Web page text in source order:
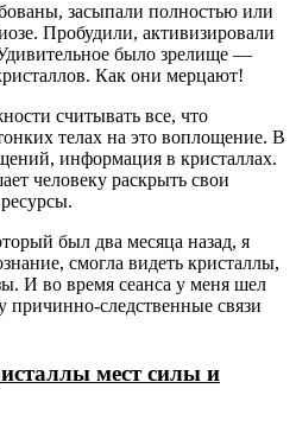
засыпали полностью или
Пробудили, активизировали
было зрелище —
Как они мерцают!
считывать все, что
телах на это воплощение. В
информация в кристаллах.
человеку раскрыть свои
был два месяца назад, я
смогла видеть кристаллы,
И во время сеанса у меня шел
причинно-следственные связи
мест силы и